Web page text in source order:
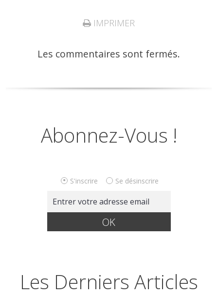
IMPRIMER
Les commentaires sont fermés.
Abonnez-Vous !
S'inscrire Se désinscrire
Les Derniers Articles